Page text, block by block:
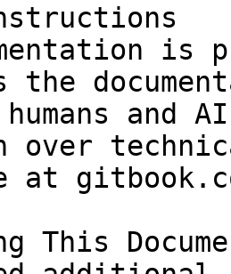
is
the
and
over
at
This